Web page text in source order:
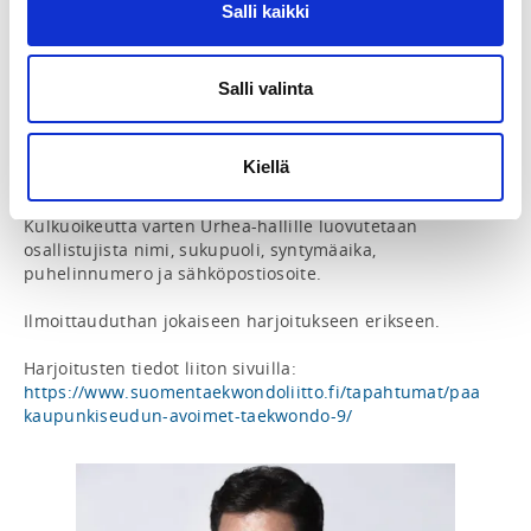
Salli kaikki
Salli valinta
Kiellä
osallistumalla säännöllisesti! Myös yksittäisiin
Varustuksena harjoituksissa on dobok. Opetuskieli on
Kulunvalvonnan takia harjoituksiin on ilmoittauduttava
etukäteen Suomisportin kautta. Kulkuoikeus koodataan
osallistujan lähiluettavaan korttiin (esim. HSL-kortti).
Kulkuoikeutta varten Urhea-hallille luovutetaan
osallistujista nimi, sukupuoli, syntymäaika,
puhelinnumero ja sähköpostiosoite.
Ilmoittauduthan jokaiseen harjoitukseen erikseen.
https://www.suomentaekwondoliitto.fi/tapahtumat/paa
kaupunkiseudun-avoimet-taekwondo-9/